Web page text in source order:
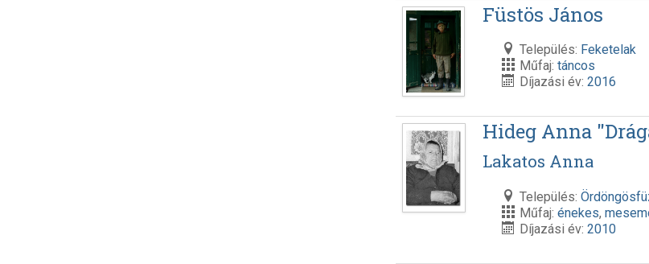
Füstös János
Település: Feketelak
Műfaj:táncos
Díjazási év:2016
Hideg Anna
Lakatos Anna
Település:
Műfaj:énekes,
Díjazási év:2010